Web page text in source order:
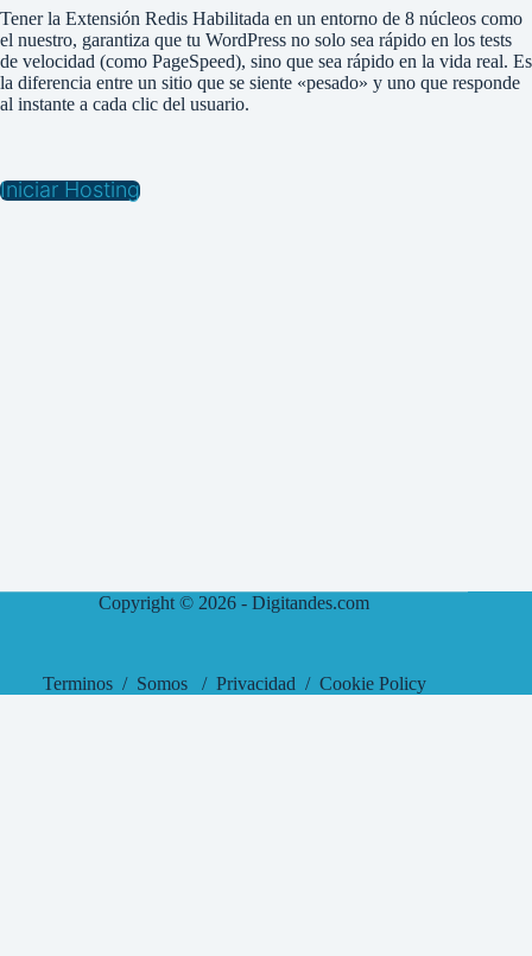
Tener la Extensión Redis Habilitada en un entorno de 8 núcleos como
el nuestro, garantiza que tu WordPress no solo sea rápido en los tests
de velocidad (como PageSpeed), sino que sea rápido en la vida real. Es
la diferencia entre un sitio que se siente «pesado» y uno que responde
al instante a cada clic del usuario.
Iniciar Hosting
Copyright © 2026 -Digitandes.com
Terminos/ Somos/ Privacidad / Cookie Policy